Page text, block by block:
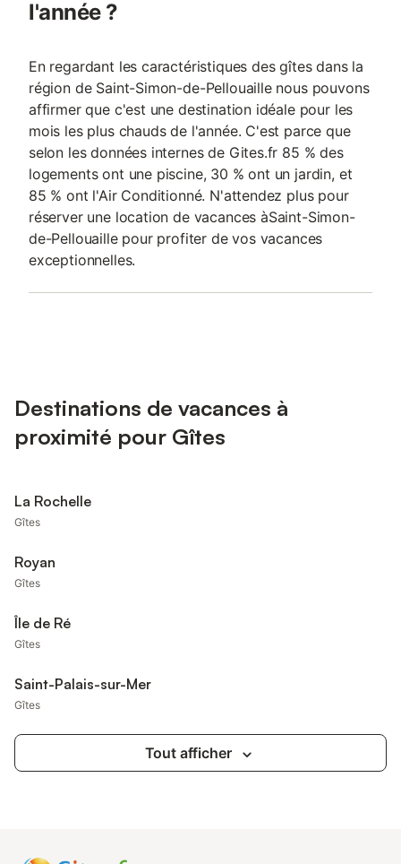
l'année ?
En regardant les caractéristiques des gîtes dans la
région de Saint-Simon-de-Pellouaille nous pouvons
affirmer que c'est une destination idéale pour les
mois les plus chauds de l'année. C'est parce que
selon les données internes de Gites.fr 85 % des
logements ont une piscine, 30 % ont un jardin, et
85 % ont l'Air Conditionné. N'attendez plus pour
réserver une location de vacances àSaint-Simon-
de-Pellouaille pour profiter de vos vacances
exceptionnelles.
Destinations de vacances à
proximité pour Gîtes
La Rochelle
Gîtes
Royan
Gîtes
Île de Ré
Gîtes
Saint-Palais-sur-Mer
Gîtes
Tout afficher